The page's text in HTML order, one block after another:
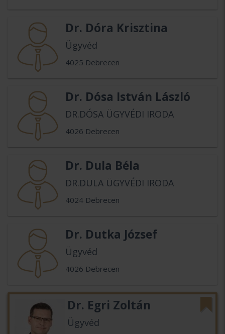
Dr. Dóra Krisztina
Ügyvéd
4025 Debrecen
Dr. Dósa István László
DR.DÓSA ÜGYVÉDI IRODA
4026 Debrecen
Dr. Dula Béla
DR.DULA ÜGYVÉDI IRODA
4024 Debrecen
Dr. Dutka József
Ügyvéd
4026 Debrecen
Dr. Egri Zoltán
Ügyvéd